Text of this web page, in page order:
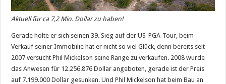
Aktuell für ca 7,2 Mio. Dollar zu haben!
Gerade holte er sich seinen 39. Sieg auf der US-PGA-Tour, beim
Verkauf seiner Immobilie hat er nicht so viel Glück, denn bereits seit
2007 versucht Phil Mickelson seine Range zu verkaufen. 2008 wurde
das Anwesen für 12.256.876 Dollar angeboten, gerade ist der Preis
auf 7.199.000 Dollar gesunken. Und Phil Mickelson hat beim Bau an